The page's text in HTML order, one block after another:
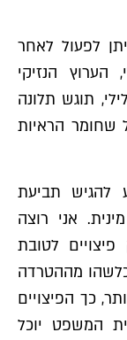
לפעול לאחר
הערוץ הנזיקי
תוגש תלונה
שחומר הראיות
להגיש תביעת
אני רוצה
לטובת
כלשהו מההטרדה
כך הפיצויים
המשפט יוכל